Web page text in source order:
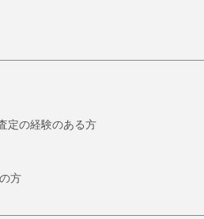
定の経験のある方
方